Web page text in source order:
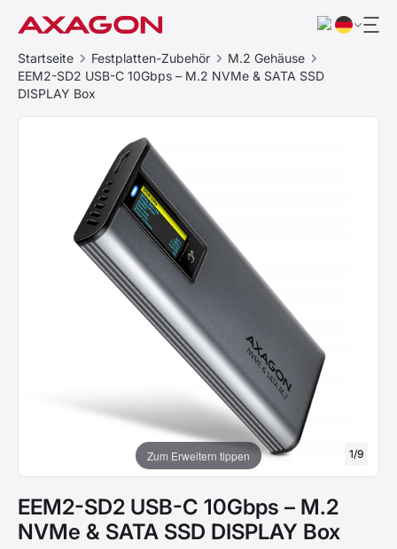
Startseite Festplatten-Zubehör
M.2 Gehäuse
EEM2-SD2 USB-C 10Gbps – M.2 NVMe & SATA SSD
DISPLAY Box
Zum Erweitern tippen 1/9
EEM2-SD2 USB-C 10Gbps – M.2
NVMe & SATA SSD DISPLAY Box